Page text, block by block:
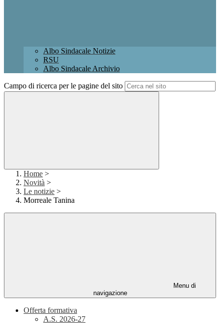
Albo Sindacale Notizie
RSU
Albo Sindacale Archivio
Campo di ricerca per le pagine del sito
Home >
Novità >
Le notizie >
Morreale Tanina
Menu di
navigazione
Offerta formativa
A.S. 2026-27